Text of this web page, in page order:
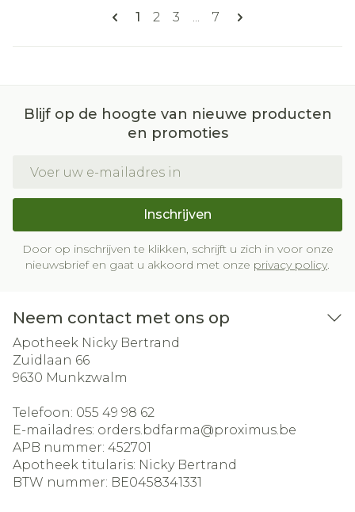
Pagina's
U lees momenteel pagina
1 Pagina
2 Pagina
3 ... Pagina
7
Blijf op de hoogte van nieuwe producten
en promoties
Inschrijven
Door op inschrijven te klikken, schrijft u zich in voor onze
nieuwsbrief en gaat u akkoord met onze privacy policy.
Neem contact met ons op
Apotheek Nicky Bertrand
Zuidlaan 66
9630 Munkzwalm
Telefoon: 055 49 98 62
E-mailadres: orders.bdfarma@proximus.be
APB nummer: 452701
Apotheek titularis: Nicky Bertrand
BTW nummer: BE0458341331